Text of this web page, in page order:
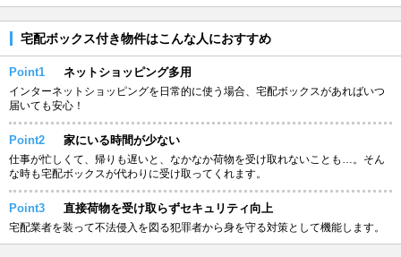
宅配ボックス付き物件はこんな人におすすめ
Point1 ネットショッピング多用
インターネットショッピングを日常的に使う場合、宅配ボックスがあればいつ
届いても安心！
Point2 家にいる時間が少ない
仕事が忙しくて、帰りも遅いと、なかなか荷物を受け取れないことも…。そん
な時も宅配ボックスが代わりに受け取ってくれます。
Point3 直接荷物を受け取らずセキュリティ向上
宅配業者を装って不法侵入を図る犯罪者から身を守る対策として機能します。